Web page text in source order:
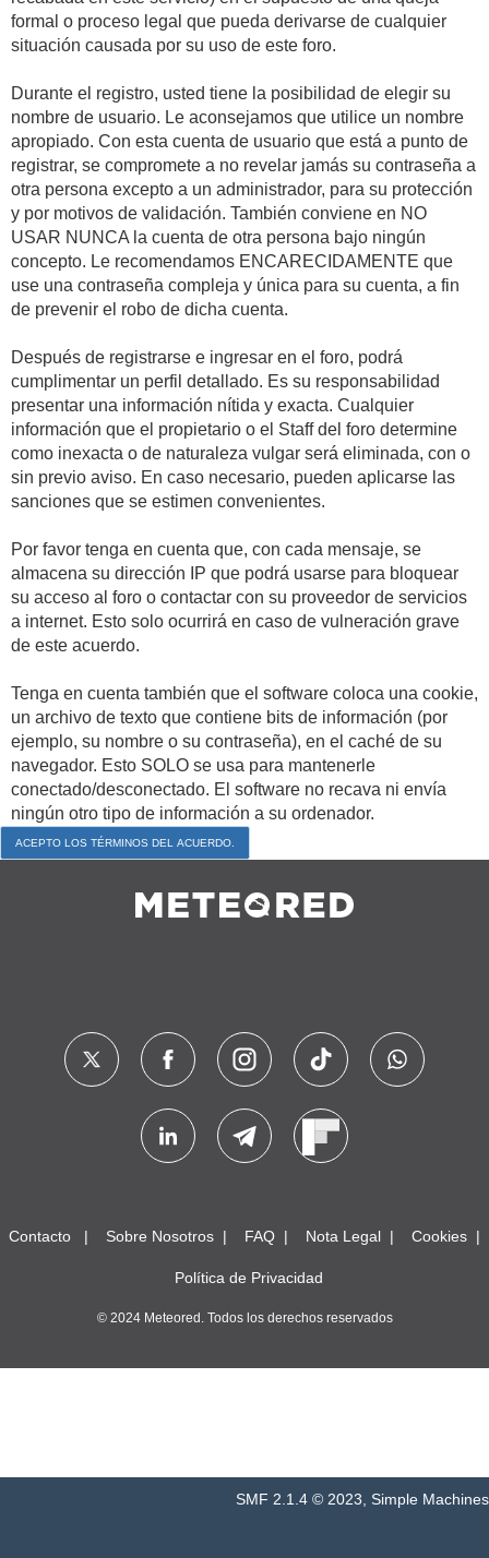
formal o proceso legal que pueda derivarse de cualquier
situación causada por su uso de este foro.
Durante el registro, usted tiene la posibilidad de elegir su
nombre de usuario. Le aconsejamos que utilice un nombre
apropiado. Con esta cuenta de usuario que está a punto de
registrar, se compromete a no revelar jamás su contraseña a
otra persona excepto a un administrador, para su protección
y por motivos de validación. También conviene en NO
USAR NUNCA la cuenta de otra persona bajo ningún
concepto. Le recomendamos ENCARECIDAMENTE que
use una contraseña compleja y única para su cuenta, a fin
de prevenir el robo de dicha cuenta.
Después de registrarse e ingresar en el foro, podrá
cumplimentar un perfil detallado. Es su responsabilidad
presentar una información nítida y exacta. Cualquier
información que el propietario o el Staff del foro determine
como inexacta o de naturaleza vulgar será eliminada, con o
sin previo aviso. En caso necesario, pueden aplicarse las
sanciones que se estimen convenientes.
Por favor tenga en cuenta que, con cada mensaje, se
almacena su dirección IP que podrá usarse para bloquear
su acceso al foro o contactar con su proveedor de servicios
a internet. Esto solo ocurrirá en caso de vulneración grave
de este acuerdo.
Tenga en cuenta también que el software coloca una cookie,
un archivo de texto que contiene bits de información (por
ejemplo, su nombre o su contraseña), en el caché de su
navegador. Esto SOLO se usa para mantenerle
conectado/desconectado. El software no recava ni envía
ningún otro tipo de información a su ordenador.
Contacto Sobre Nosotros FAQ Nota Legal Cookies
Política de Privacidad
© 2024 Meteored. Todos los derechos reservados
SMF 2.1.4 © 2023 Simple Machines